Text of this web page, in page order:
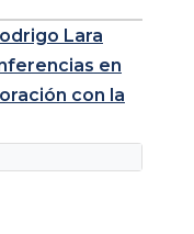
Lara
en
con la